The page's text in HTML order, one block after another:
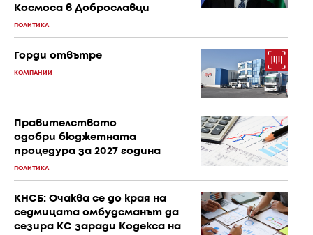
Космоса в Доброславци
ПОЛИТИКА
Горди отвътре
КОМПАНИИ
Правителството
одобри бюджетната
процедура за 2027 година
ПОЛИТИКА
КНСБ: Очаква се до края на
седмицата омбудсманът да
сезира КС заради Кодекса на